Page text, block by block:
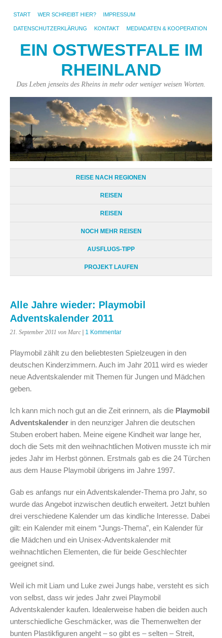
START WER SCHREIBT HIER? IMPRESSUM
DATENSCHUTZERKLÄRUNG KONTAKT MEDIADATEN & KOOPERATION
EIN OSTWESTFALE IM
RHEINLAND
Das Leben jenseits des Rheins in mehr oder weniger weisen Worten.
REISE NACH REGIONEN
REISEN
REISEN
NOCH MEHR REISEN
AUSFLUGS-TIPP
PROJEKT LAUFEN
Alle Jahre wieder: Playmobil
Adventskalender 2011
21. September 2011 von Marc | 1 Kommentar
Playmobil zählt zu den beliebtesten Spielzeugen in den
deutschen Kinderzimmern. Auch im Jahr 2011 wird es wieder
neue Adventskalender mit Themen für Jungen und Mädchen
geben.
Ich kann mich noch gut an die Zeit erinnern, als die Playmobil
Adventskalender in den neunziger Jahren die deutschen
Stuben erobert haben. Meine eigene Kindheit war lange her,
doch die Sets mit den weihnachtlichen Motiven musste ich mir
jedes Jahr im Herbst gönnen. Erstmals gab es die 24 Türchen
aus dem Hause Playmobil übrigens im Jahre 1997.
Gab es anfangs nur ein Adventskalender-Thema pro Jahr, so
wurde das Angebot inzwischen deutlich erweitert. Jetzt buhlen
drei verschiedene Kalender um das kindliche Interesse. Dabei
gilt: ein Kalender mit einem “Jungs-Thema”, ein Kalender für
die Mädchen und ein Unisex-Adventskalender mit
weihnachtlichen Elementen, die für beide Geschlechter
geeignet sind.
Weil ich mit Liam und Luke zwei Jungs habe, versteht es sich
von selbst, dass wir jedes Jahr zwei Playmobil
Adventskalender kaufen. Idealerweise haben die beiden auch
unterschiedliche Geschmäcker, was die Themenwelten der
bunten Plastikfiguren angeht – so gibt es – selten – Streit,